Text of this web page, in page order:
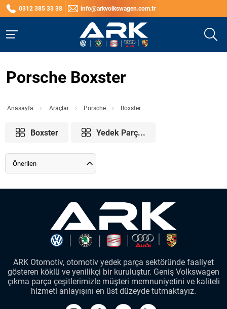
0312 385 33 38 info@arkvolkswagen.com.tr
Porsche Boxster
Anasayfa Araçlar Porsche Boxster
Boxster Yedek Parç...
Önerilen
ARK Otomotiv, otomotiv yedek parça sektöründe faaliyet
gösteren köklü ve yenilikçi bir kuruluştur. Geniş Volkswagen
çıkma parça çeşitlerimizle müşteri memnuniyetini ve kaliteli
hizmeti anlayışını en üst düzeyde tutmaktayız.